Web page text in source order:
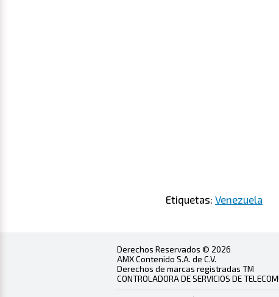
Etiquetas: Venezuela
Derechos Reservados © 2026
AMX Contenido S.A. de C.V.
Derechos de marcas registradas TM
CONTROLADORA DE SERVICIOS DE